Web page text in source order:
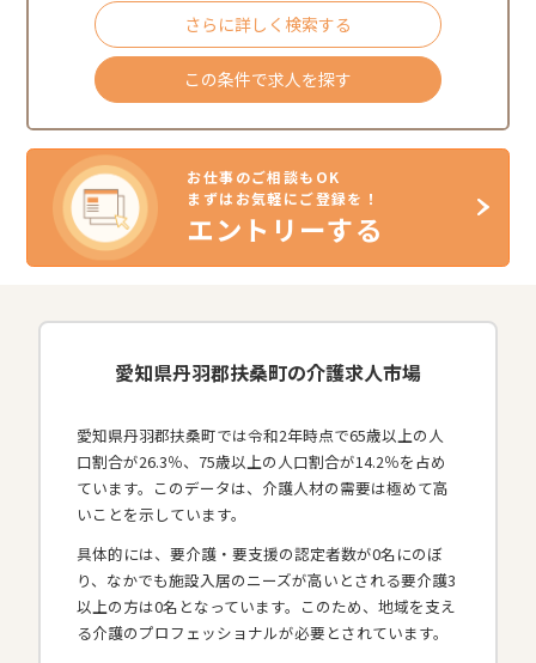
さらに詳しく検索する
この条件で求人を探す
お仕事のご相談もOK
まずはお気軽にご登録を！
エントリーする
愛知県丹羽郡扶桑町の介護求人市場
愛知県丹羽郡扶桑町では令和2年時点で65歳以上の人
口割合が26.3％、75歳以上の人口割合が14.2％を占め
ています。このデータは、介護人材の需要は極めて高
いことを示しています。
具体的には、要介護・要支援の認定者数が0名にのぼ
り、なかでも施設入居のニーズが高いとされる要介護3
以上の方は0名となっています。このため、地域を支え
る介護のプロフェッショナルが必要とされています。​